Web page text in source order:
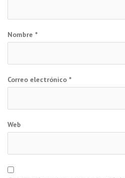
Nombre *
Correo electrónico *
Web